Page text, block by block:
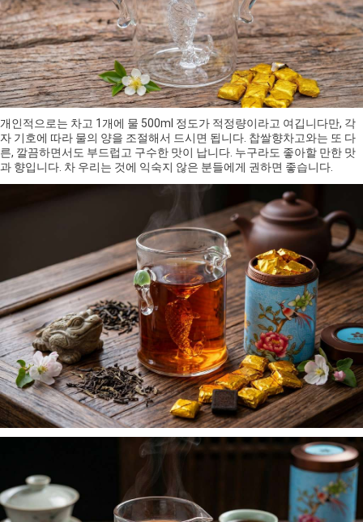
개인적으로는 차고 1개에 물 500ml 정도가 적정량이라고 여깁니다만, 각
자 기호에 따라 물의 양을 조절해서 드시면 됩니다. 찹쌀향차고와는 또 다
른, 깔끔하면서도 부드럽고 구수한 맛이 납니다. 누구라도 좋아할 만한 맛
과 향입니다. 차 우리는 것에 익숙지 않은 분들에게 권하면 좋습니다.